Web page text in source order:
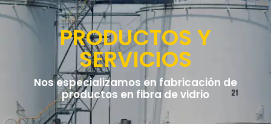
PRODUCTOS Y
SERVICIOS
Nos especializamos en fabricación de
productos en fibra de vidrio